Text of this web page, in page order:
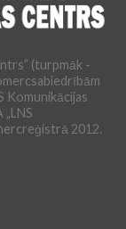
(turpmāk -
Komunikācijas
2012.